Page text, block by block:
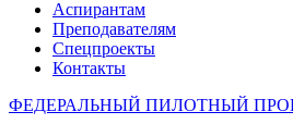
Аспирантам
Преподавателям
Спецпроекты
Контакты
ФЕДЕРАЛЬНЫЙ ПИЛОТНЫЙ